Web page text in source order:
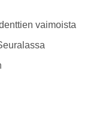
vaimoista